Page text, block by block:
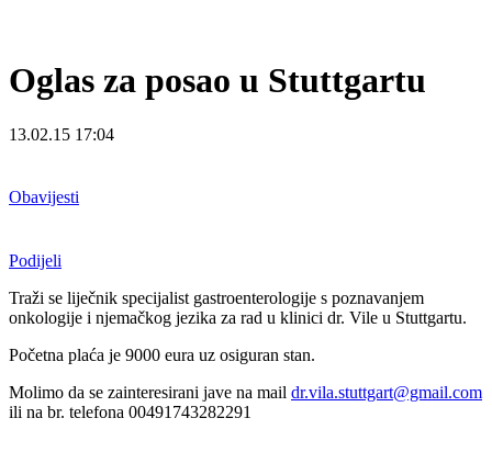
Oglas za posao u Stuttgartu
13.02.15 17:04
Obavijesti
Podijeli
Traži se liječnik specijalist gastroenterologije s poznavanjem
onkologije i njemačkog jezika za rad u klinici dr. Vile u Stuttgartu.
Početna plaća je 9000 eura uz osiguran stan.
Molimo da se zainteresirani jave na mail dr.vila.stuttgart@gmail.com
ili na br. telefona 00491743282291